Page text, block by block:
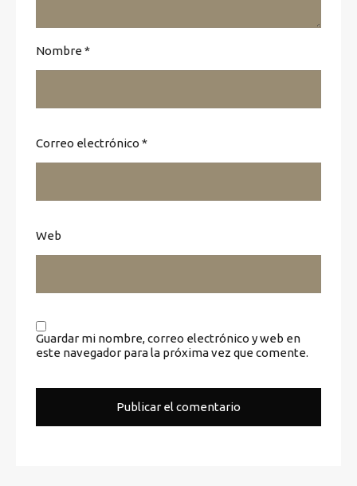
Nombre*
Correo electrónico *
Web
Guardar mi nombre, correo electrónico y web en
este navegador para la próxima vez que comente.